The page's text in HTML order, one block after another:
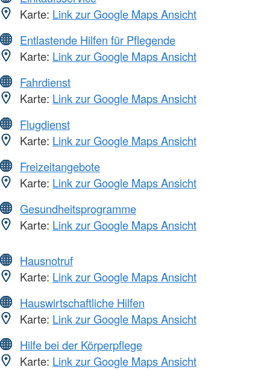
Karte: Link zur Google Maps Ansicht
Entlastende Hilfen für Pflegende
Karte: Link zur Google Maps Ansicht
Fahrdienst
Karte: Link zur Google Maps Ansicht
Flugdienst
Karte: Link zur Google Maps Ansicht
Freizeitangebote
Karte: Link zur Google Maps Ansicht
Gesundheitsprogramme
Karte: Link zur Google Maps Ansicht
Hausnotruf
Karte: Link zur Google Maps Ansicht
Hauswirtschaftliche Hilfen
Karte: Link zur Google Maps Ansicht
Hilfe bei der Körperpflege
Karte: Link zur Google Maps Ansicht